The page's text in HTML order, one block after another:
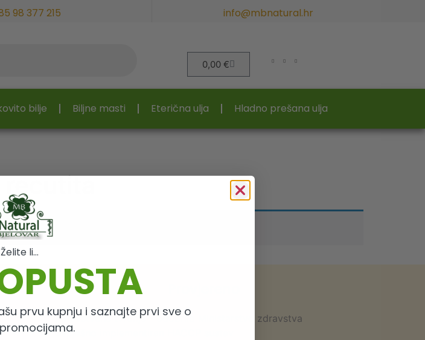
98 377 215 info@mbnatural.hr
0,00€
bilje Biljne masti Eterična ulja Hladno prešana ulja
recutita
Zdravstvene tvrdnje - odobrilo Ministarstvo zdravstva
Uspješno implementiran HACCP sustav
Želite li...
prvu kupnju i saznajte prvi sve o